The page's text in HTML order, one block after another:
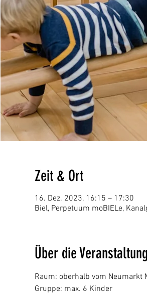
Zeit & Ort
16. Dez. 2023, 16:15 – 17:30
Biel, Perpetuum moBIELe,
Über die Veranstaltung
Raum: oberhalb vom Neumarkt
Gruppe: max. 6 Kinder